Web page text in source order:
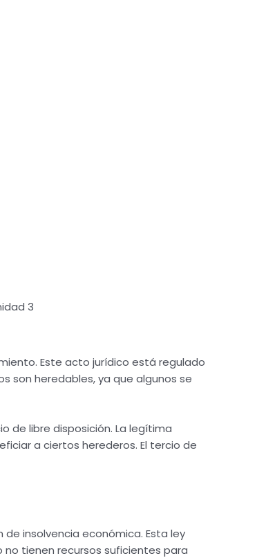
3
Este acto jurídico está regulado
son heredables, ya que algunos se
de libre disposición. La legítima
a ciertos herederos. El tercio de
insolvencia económica. Esta ley
tienen recursos suficientes para